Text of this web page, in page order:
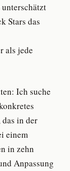
Stars das
als jede
Ich suche
in der
einem
in zehn
Anpassung